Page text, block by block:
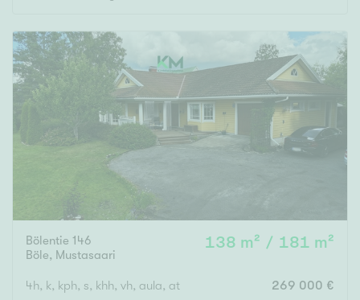
Bölentie 146
Böle, Mustasaari
138 m² / 181 m²
4h, k, kph, s, khh, vh, aula, at 269 000 €